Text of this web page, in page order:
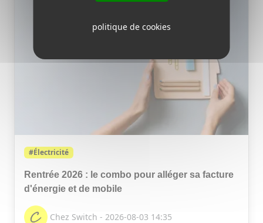
#Électricité
Rentrée 2026 : le combo pour alléger sa facture
d'énergie et de mobile
Chez Switch - 2026-08-03 14:35
politique de cookies